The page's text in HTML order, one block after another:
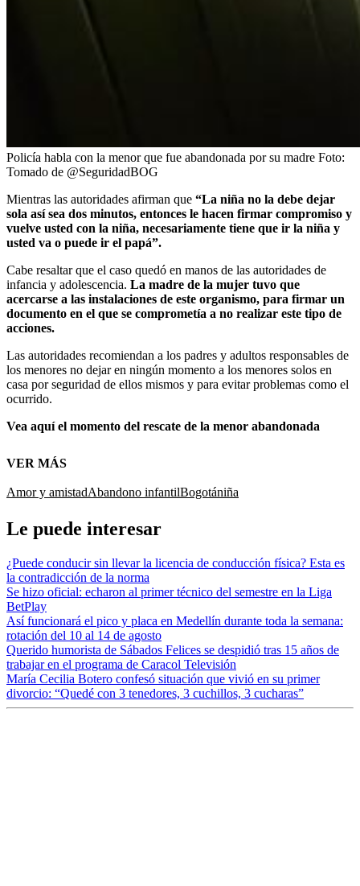
Policía habla con la menor que fue abandonada por su madre Foto:
Tomado de @SeguridadBOG
Mientras las autoridades afirman que “La niña no la debe dejar
sola así sea dos minutos, entonces le hacen firmar compromiso y
vuelve usted con la niña, necesariamente tiene que ir la niña y
usted va o puede ir el papá”.
Cabe resaltar que el caso quedó en manos de las autoridades de
infancia y adolescencia. La madre de la mujer tuvo que
acercarse a las instalaciones de este organismo, para firmar un
documento en el que se comprometía a no realizar este tipo de
acciones.
Las autoridades recomiendan a los padres y adultos responsables de
los menores no dejar en ningún momento a los menores solos en
casa por seguridad de ellos mismos y para evitar problemas como el
ocurrido.
Vea aquí el momento del rescate de la menor abandonada
VER MÁS
Amor y amistadAbandono infantilBogotániña
Le puede interesar
¿Puede conducir sin llevar la licencia de conducción física? Esta es
la contradicción de la norma
Se hizo oficial: echaron al primer técnico del semestre en la Liga
BetPlay
Así funcionará el pico y placa en Medellín durante toda la semana:
rotación del 10 al 14 de agosto
Querido humorista de Sábados Felices se despidió tras 15 años de
trabajar en el programa de Caracol Televisión
María Cecilia Botero confesó situación que vivió en su primer
divorcio: “Quedé con 3 tenedores, 3 cuchillos, 3 cucharas”